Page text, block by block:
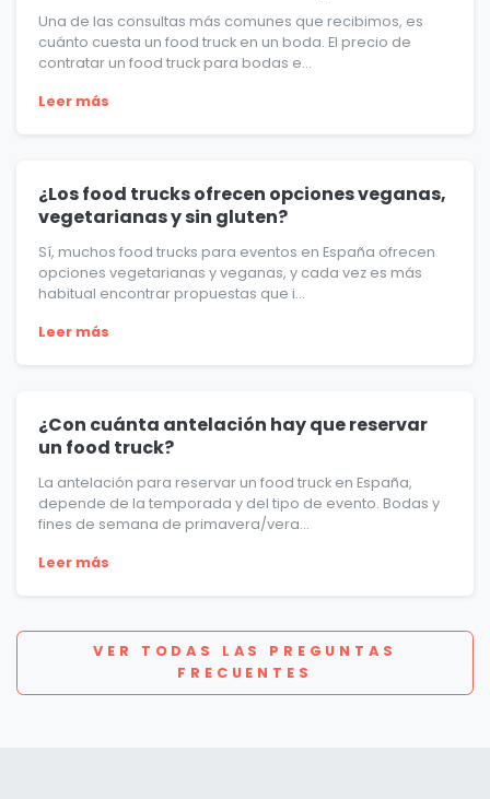
Una de las consultas más comunes que recibimos, es
cuánto cuesta un food truck en un boda. El precio de
contratar un food truck para bodas e...
Leer más
¿Los food trucks ofrecen opciones veganas,
vegetarianas y sin gluten?
Sí, muchos food trucks para eventos en España ofrecen
opciones vegetarianas y veganas, y cada vez es más
habitual encontrar propuestas que i...
Leer más
¿Con cuánta antelación hay que reservar
un food truck?
La antelación para reservar un food truck en España,
depende de la temporada y del tipo de evento. Bodas y
fines de semana de primavera/vera...
Leer más
VER TODAS LAS PREGUNTAS
FRECUENTES